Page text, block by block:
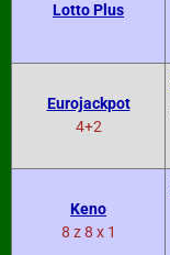
Lotto Plus
Eurojackpot
4+2
Keno
8 z 8 x 1